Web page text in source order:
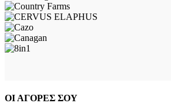
ΟΙ ΑΓΟΡΕΣ ΣΟΥ